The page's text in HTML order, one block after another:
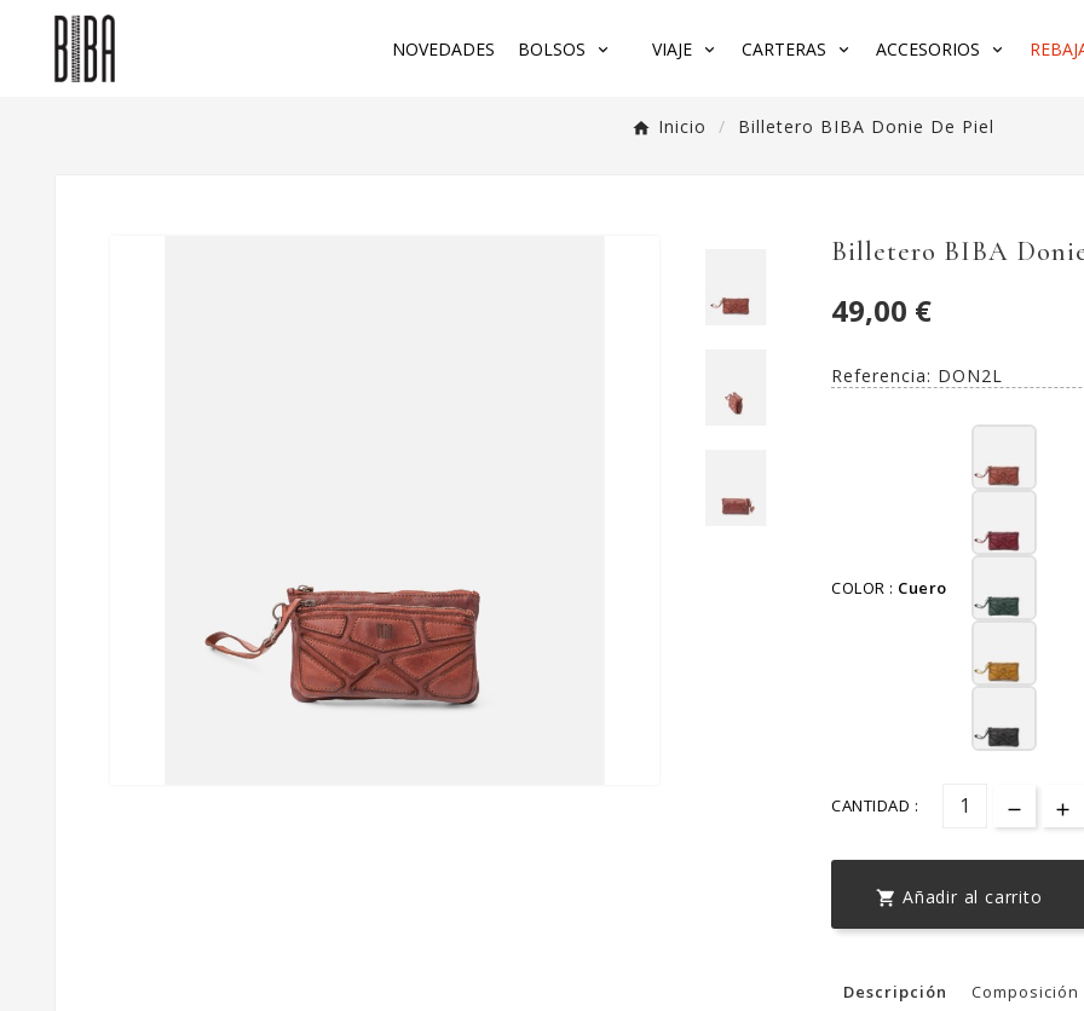
NOVEDADES BOLSOS VIAJE CARTERAS ACCESORIOS
Inicio Billetero BIBA Donie De Piel
Billetero BIBA
49,00 €
Referencia: DON2L
COLOR : Cuero
CANTIDAD :
 Añadir al carrito
Descripción